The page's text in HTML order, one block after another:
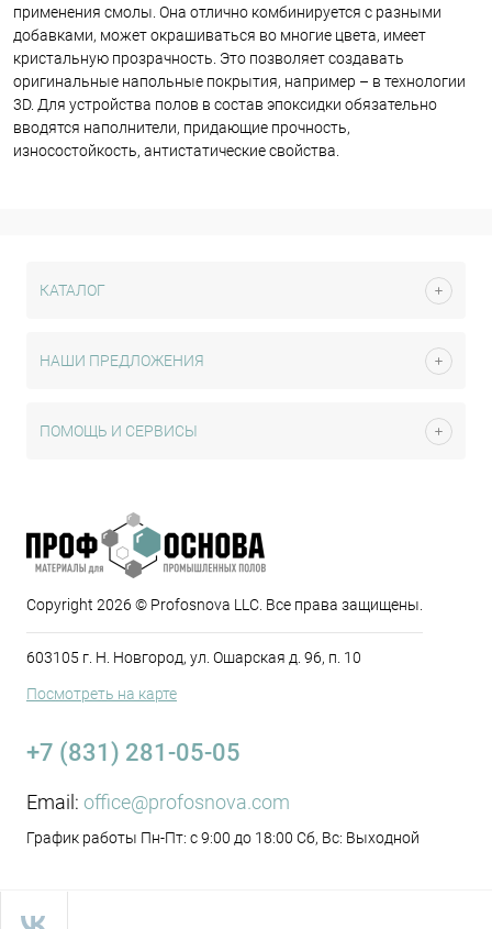
применения смолы. Она отлично комбинируется с разными
добавками, может окрашиваться во многие цвета, имеет
кристальную прозрачность. Это позволяет создавать
оригинальные напольные покрытия, например – в технологии
3D. Для устройства полов в состав эпоксидки обязательно
вводятся наполнители, придающие прочность,
износостойкость, антистатические свойства.
КАТАЛОГ
НАШИ ПРЕДЛОЖЕНИЯ
ПОМОЩЬ И СЕРВИСЫ
Copyright 2026 © Profosnova LLC. Все права защищены.
603105 г. Н. Новгород, ул. Ошарская д. 96, п. 10
Посмотреть на карте
+7 (831) 281-05-05
Email: office@profosnova.com
График работы Пн-Пт: с 9:00 до 18:00 Сб, Вс: Выходной